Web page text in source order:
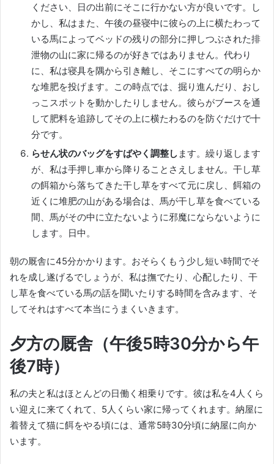
ください、日の出前にそこに行かない方が良いです。
し
かし、私はまた、午後の昼寝中に彼らの上に横たわって
いる馬によってベッドの残りの部分に押しつぶされた排
泄物の山に家に帰るのが好きではありません。 代わり
に、私は寝具を隅から引き離し、そこにすべての明らか
な堆肥を投げます。
この時点では、掘り進んだり、おし
っこスポットを動かしたりしません。 彼らがブースを通
して肥料を追跡してその上に横たわるのを防ぐだけで十
分です。
らせん状のバッグをすばやく調整し ます。 繰り返します
が、私は手押し車から降りることさえしません。 干し草
の餌箱から落ちてきた干し草をすべて元に戻し、餌箱の
近くに堆肥の山がある場合は、馬が干し草を食べている
間、馬がその中に立たないように邪魔にならないように
します。
日中。
朝の厩舎に45分かかります。 おそらくもう少し短い時間でそ
れを成し遂げるでしょうが、私は撫でたり、心配したり、干
し草を食べている馬の話を聞いたりする時間を含みます、そ
してそれはすべて本当にうまくいきます。
夕方の厩舎（午後5時30分から午
後7時）
私の夫と私はほとんどの日働く相乗りです。 彼は私を4人くら
い迎えに来てくれて、5人くらい家に帰ってくれます。 納屋に
着替えて猫に餌をやる頃には、通常5時30分頃に納屋に向か
います。